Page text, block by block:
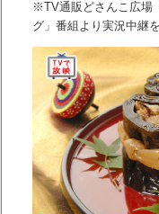
ツ
へ
移
動
へ
移
動
※TV通販どさんこ広場
グ」番組より実況中継